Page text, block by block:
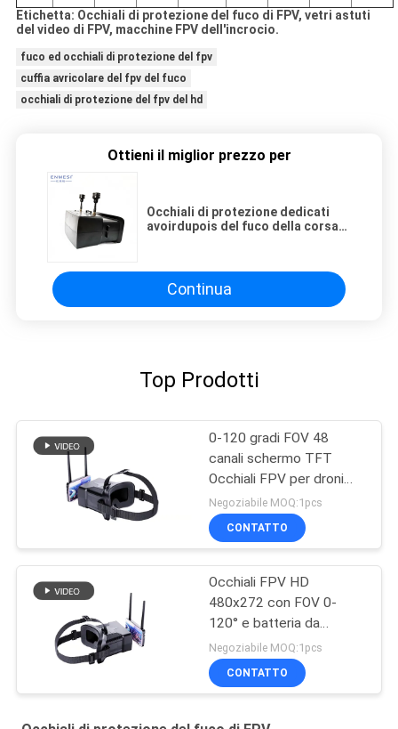
Etichetta: Occhiali di protezione del fuco di FPV, vetri astuti
del video di FPV, macchine FPV dell'incrocio.
fuco ed occhiali di protezione del fpv
cuffia avricolare del fpv del fuco
occhiali di protezione del fpv del hd
Ottieni il miglior prezzo per
Occhiali di protezione dedicati
avoirdupois del fuco della corsa
Continua
Top Prodotti
0-120 gradi FOV 48
canali schermo TFT
Occhiali FPV per droni
con display da 4,3 pollici
Negoziabile MOQ:1pcs
CONTATTO
Occhiali FPV HD
480x272 con FOV 0-
120° e batteria da
600mAh per visori per
droni
Negoziabile MOQ:1pcs
CONTATTO